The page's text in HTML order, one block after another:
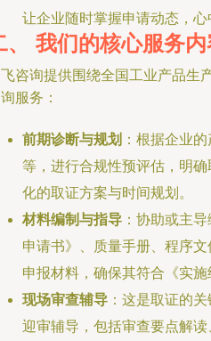
让企业随时掌握申请动态，心
、 我们的核心服务内
咨询提供围绕全国工业产品生
服务：
前期诊断与规划 ：根据企业
等，进行合规性预评估，明
化的取证方案与时间规划。
材料编制与指导 ：协助或主
申请书》、质量手册、程序
申报材料，确保其符合《实施
现场审查辅导 ：这是取证的
迎审辅导，包括审查要点解